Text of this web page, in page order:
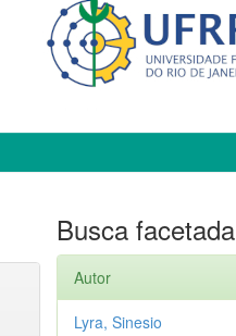
Busca facetada
Autor
Lyra, Sinesio